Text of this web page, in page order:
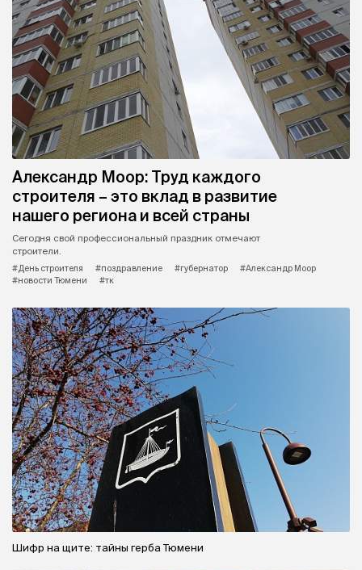
Александр Моор: Труд каждого
строителя – это вклад в развитие
нашего региона и всей страны
Сегодня свой профессиональный праздник отмечают
строители.
#День строителя
#поздравление #губернатор
#Александр Моор
#новости Тюмени
#тк
Шифр на щите: тайны герба Тюмени